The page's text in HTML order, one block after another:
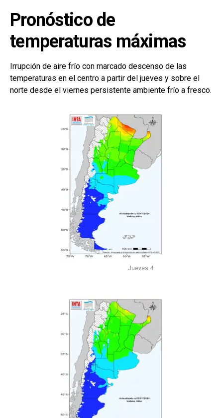
Pronóstico de
temperaturas máximas
Irrupción de aire frío con marcado descenso de las
temperaturas en el centro a partir del jueves y sobre el
norte desde el viernes persistente ambiente frío a fresco.
Jueves 4